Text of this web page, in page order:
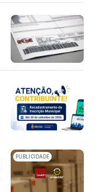
PUBLICIDADE